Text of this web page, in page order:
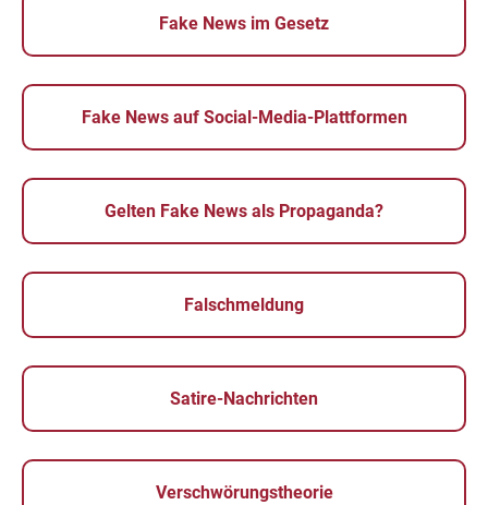
Fake News im Gesetz
Fake News auf Social-Media-Plattformen
Gelten Fake News als Propaganda?
Falschmeldung
Satire-Nachrichten
Verschwörungstheorie